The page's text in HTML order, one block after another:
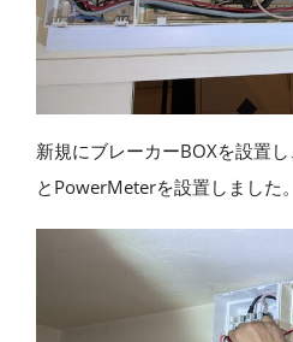
新規にブレーカーBOXを設置
とPowerMeterを設置しました。